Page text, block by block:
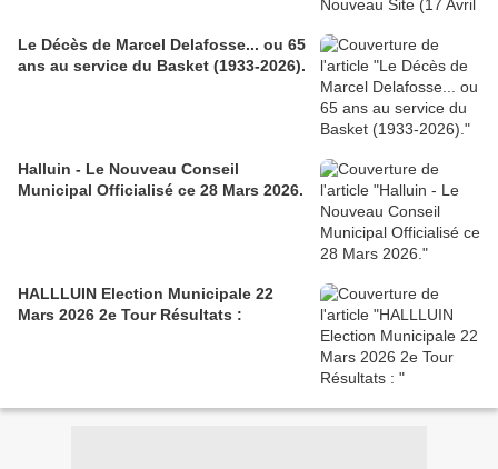
Le Décès de Marcel Delafosse... ou 65
ans au service du Basket (1933-2026).
Halluin - Le Nouveau Conseil
Municipal Officialisé ce 28 Mars 2026.
HALLLUIN Election Municipale 22
Mars 2026 2e Tour Résultats :